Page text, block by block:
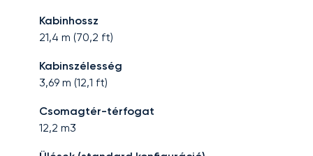
Kabinhossz
21,4 m (70,2 ft)
Kabinszélesség
3,69 m (12,1 ft)
Csomagtér-térfogat
12,2 m3